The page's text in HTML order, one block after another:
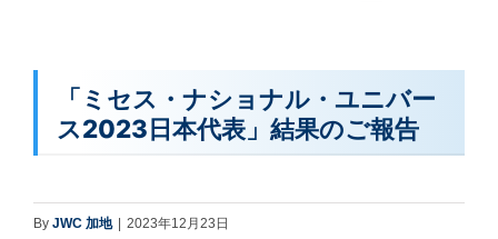
「ミセス・ナショナル・ユニバー
ス2023日本代表」結果のご報告
By JWC 加地 2023年12月23日